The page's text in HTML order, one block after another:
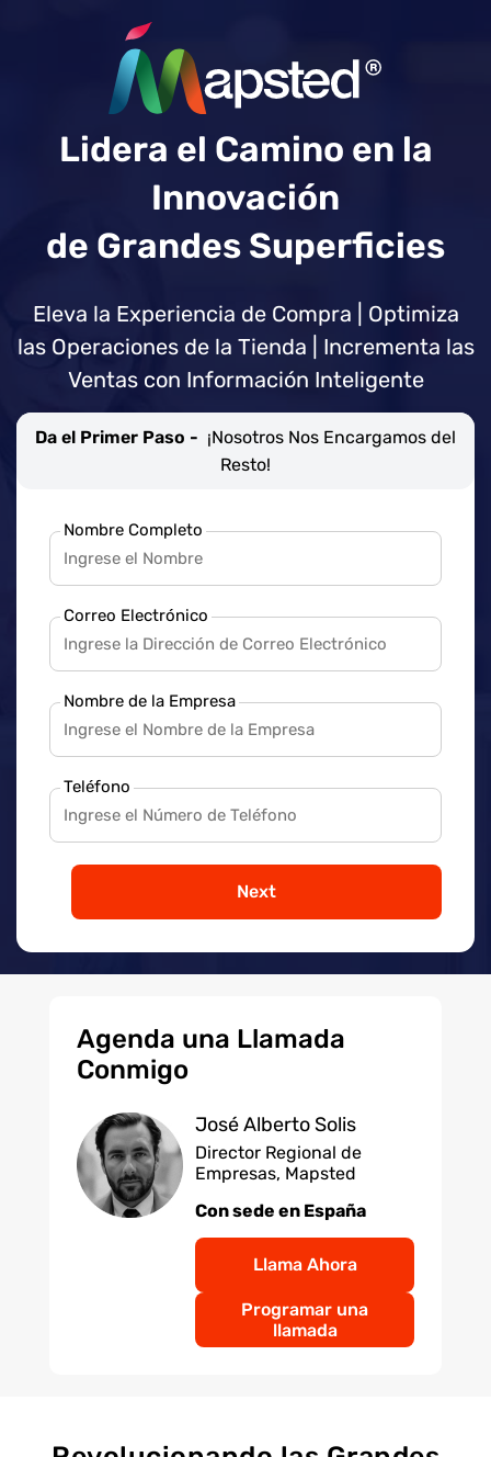
Lidera el Camino en la
Innovación
de Grandes Superficies
Eleva la Experiencia de Compra | Optimiza
las Operaciones de la Tienda | Incrementa las
Ventas con Información Inteligente
Da el Primer Paso - ¡Nosotros Nos Encargamos del
Resto!
Nombre Completo
Correo Electrónico
Nombre de la Empresa
Teléfono
Next
Agenda una Llamada
Conmigo
José Alberto Solis
Director Regional de
Empresas, Mapsted
Con sede en España
Llama Ahora
Programar una
llamada